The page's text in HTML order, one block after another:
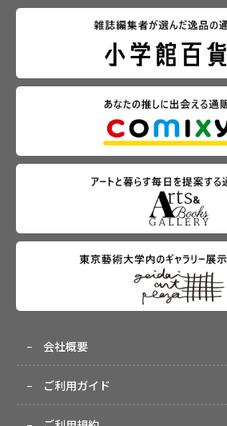
会社概要
ご利用ガイド